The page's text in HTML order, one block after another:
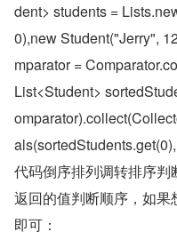
dent> students =
0),new Student("Jerry",
mparator =
List<Student>
代码倒序排列调转排序
返回的值判断顺序，如
即可：